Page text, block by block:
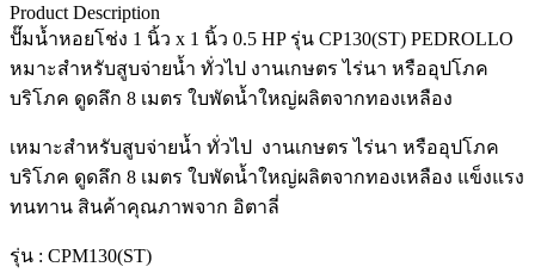
Product Description
ปั๊มน้ำหอยโช่ง 1 นิ้ว x 1 นิ้ว 0.5 HP รุ่น CP130(ST) PEDROLLO
หมาะสำหรับสูบจ่ายน้ำ ทั่วไป งานเกษตร ไร่นา หรืออุปโภค
บริโภค ดูดลึก 8 เมตร ใบพัดน้ำใหญ่ผลิตจากทองเหลือง
เหมาะสำหรับสูบจ่ายน้ำ ทั่วไป งานเกษตร ไร่นา หรืออุปโภค
บริโภค ดูดลึก 8 เมตร ใบพัดน้ำใหญ่ผลิตจากทองเหลือง แข็งแรง
ทนทาน สินค้าคุณภาพจาก อิตาลี่
รุ่น : CPM130(ST)